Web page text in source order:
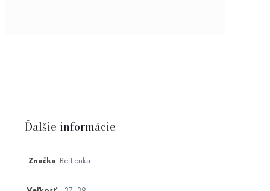
Ďalšie informácie
Značka Be Lenka